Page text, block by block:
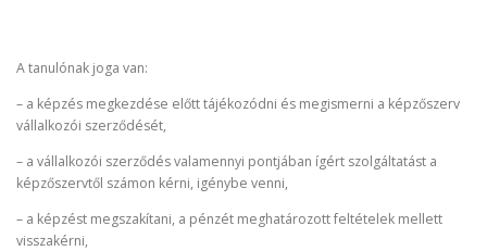
A tanulónak joga van:
– a képzés megkezdése előtt tájékozódni és megismerni a képzőszerv
vállalkozói szerződését,
– a vállalkozói szerződés valamennyi pontjában ígért szolgáltatást a
képzőszervtől számon kérni, igénybe venni,
– a képzést megszakítani, a pénzét meghatározott feltételek mellett
visszakérni,